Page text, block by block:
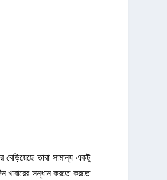
তারা সামান্য একটু
খাবারের সন্ধান করতে করতে